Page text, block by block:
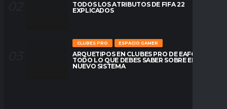
TODOS LOS ATRIBUTOS DE FIFA 22
EXPLICADOS
CLUBES PRO ESPACIO GAMER
ARQUETIPOS EN CLUBES PRO DE EAFC26:
TODO LO QUE DEBES SABER SOBRE EL
NUEVO SISTEMA